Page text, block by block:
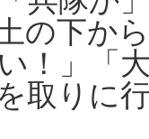
の下か
！」「
取りに